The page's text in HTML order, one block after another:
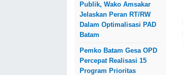
Publik, Wako Amsakar
Jelaskan Peran RT/RW
Dalam Optimalisasi PAD
Batam
Pemko Batam Gesa OPD
Percepat Realisasi 15
Program Prioritas